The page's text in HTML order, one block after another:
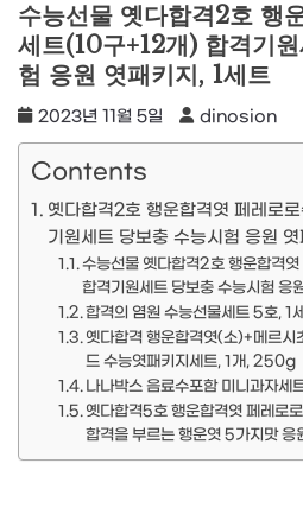
수능선물 옛다합격2호 행
세트(10구+12개) 합격기
험 응원 엿패키지, 1세트
2023년 11월 5일 dinosion
Contents
옛다합격2호 행운합격엿 페레로
기원세트 당보충 수능시험 응원
수능선물 옛다합격2호 행운합격
합격기원세트 당보충 수능시험 응
합격의 염원 수능선물세트 5호,
옛다합격 행운합격엿(소)+메르시
드 수능엿패키지세트, 1개, 250g
나나박스 음료수포함 미니과자세
옛다합격5호 행운합격엿 페레로
합격을 부르는 행운엿 5가지맛